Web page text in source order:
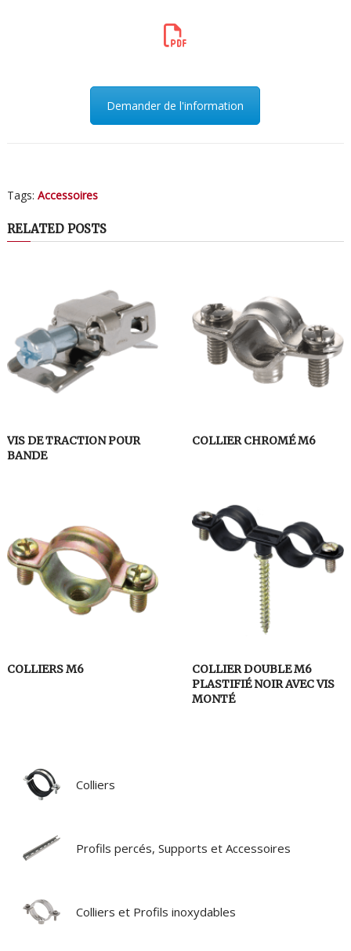
Demander de l'information
Tags: Accessoires
RELATED POSTS
VIS DE TRACTION POUR
BANDE
COLLIER CHROMÉ M6
COLLIERS M6
COLLIER DOUBLE M6
PLASTIFIÉ NOIR AVEC VIS
MONTÉ
Colliers
Profils percés, Supports et Accessoires
Colliers et Profils inoxydables